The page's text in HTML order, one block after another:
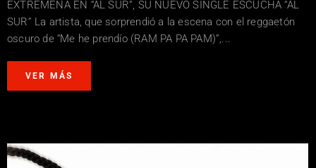
EXTREMEÑA EN “AL SUR”, SU NUEVO SINGLE ESCUCHA “AL
SUR” La artista, que sorprendió a la escena con el reggaetón
oscuro de “Me he prendío (RAM PA PA PAM)”,...
VER MÁS